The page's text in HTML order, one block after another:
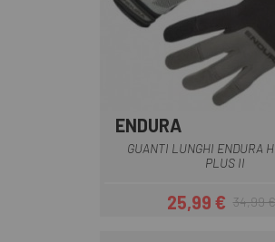
Blu
ENDURA
GUANTI LUNGHI ENDURA
PLUS II
Prezzo
25,99 €Prezzo
34,99 €